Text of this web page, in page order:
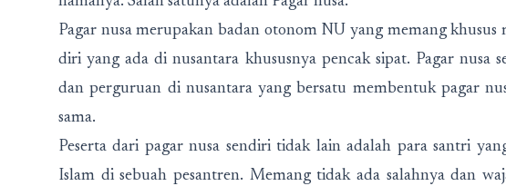
Pagar nusa merupakan badan otonom NU yang memang
diri yang ada di nusantara khususnya pencak sipat. Pagar nusa
dan perguruan di nusantara yang bersatu membentuk pagar
sama.
Peserta dari pagar nusa sendiri tidak lain adalah para santri
Islam di sebuah pesantren. Memang tidak ada salahnya dan